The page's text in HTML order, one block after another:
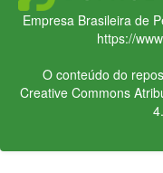
Empresa Brasileira de
https://
O conteúdo do
Creative Commons